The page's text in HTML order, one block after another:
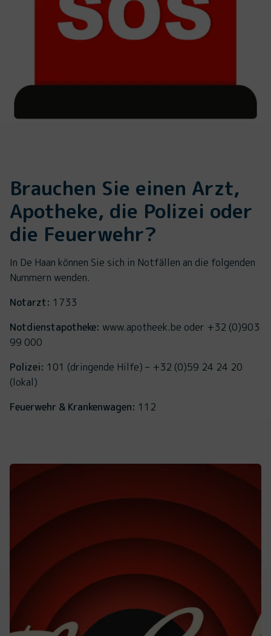
Brauchen Sie einen Arzt,
Apotheke, die Polizei oder
die Feuerwehr?
In De Haan können Sie sich in Notfällen an die folgenden
Nummern wenden.
Notarzt: 1733
Notdienstapotheke: www.apotheek.be oder +32 (0)903
99 000
Polizei: 101 (dringende Hilfe) – +32 (0)59 24 24 20
(lokal)
Feuerwehr & Krankenwagen: 112